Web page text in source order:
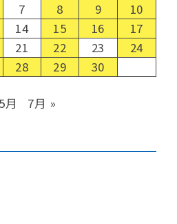
7 8 9
10
14 15 16
17
21 22 23
24
28 29 30
月 7月 »